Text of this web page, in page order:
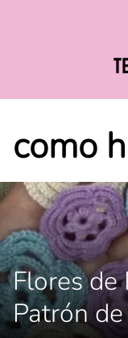
como
Flores
Patrón